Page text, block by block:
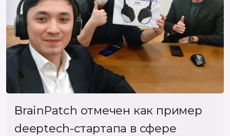
BrainPatch отмечен как пример
deeptech-стартапа в сфере